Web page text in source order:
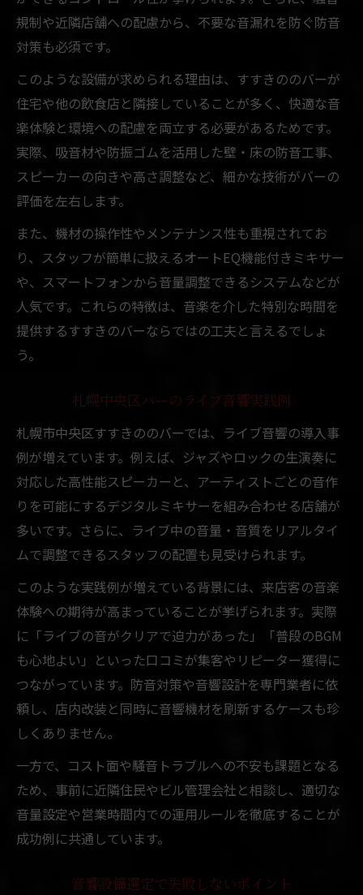
規制や近隣店舗への配慮から、不要な音漏れを防ぐ防音
対策も必須です。
このような設備が求められる理由は、すすきののバーが
住宅や他の飲食店と隣接していることが多く、快適な音
楽体験と環境への配慮を両立する必要があるためです。
実際、吸音材や防振ゴムを活用した壁・床の防音工事、
スピーカーの向きや高さ調整など、細かな技術がバーの
評価を左右します。
また、機材の操作性やメンテナンス性も重視されてお
り、スタッフが簡単に扱えるオートEQ機能付きミキサー
や、スマートフォンから音量調整できるシステムなどが
人気です。これらの特徴は、音楽を介した特別な時間を
提供するすすきのバーならではの工夫と言えるでしょ
う。
札幌中央区バーのライブ音響実践例
札幌市中央区すすきののバーでは、ライブ音響の導入事
例が増えています。例えば、ジャズやロックの生演奏に
対応した高性能スピーカーと、アーティストごとの音作
りを可能にするデジタルミキサーを組み合わせる店舗が
多いです。さらに、ライブ中の音量・音質をリアルタイ
ムで調整できるスタッフの配置も見受けられます。
このような実践例が増えている背景には、来店客の音楽
体験への期待が高まっていることが挙げられます。実際
に「ライブの音がクリアで迫力があった」「普段のBGM
も心地よい」といった口コミが集客やリピーター獲得に
つながっています。防音対策や音響設計を専門業者に依
頼し、店内改装と同時に音響機材を刷新するケースも珍
しくありません。
一方で、コスト面や騒音トラブルへの不安も課題となる
ため、事前に近隣住民やビル管理会社と相談し、適切な
音量設定や営業時間内での運用ルールを徹底することが
成功例に共通しています。
音響設備選定で失敗しないポイント